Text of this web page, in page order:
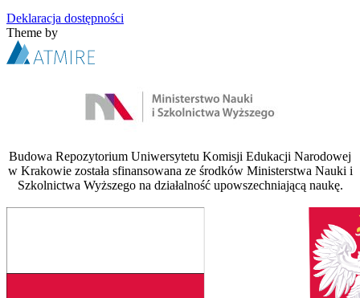
Deklaracja dostępności
Theme by
Budowa Repozytorium Uniwersytetu Komisji Edukacji Narodowej
w Krakowie została sfinansowana ze środków Ministerstwa Nauki i
Szkolnictwa Wyższego na działalność upowszechniającą naukę.